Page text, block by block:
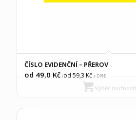
ČÍSLO EVIDENČNÍ – PŘEROV
od 49,0 Kč (od 59,3 Kčs DPH)
Výběr možností